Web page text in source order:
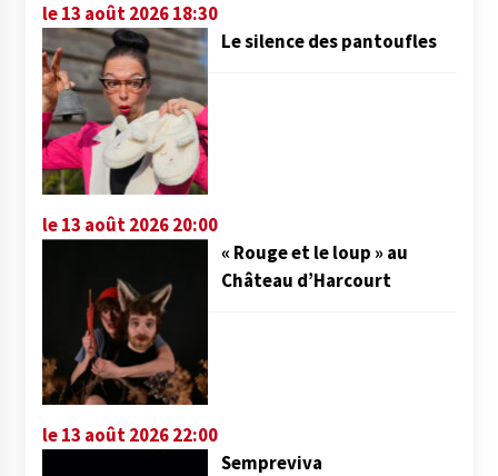
le 13 août 2026 18:30
Le silence des pantoufles
le 13 août 2026 20:00
« Rouge et le loup » au
Château d’Harcourt
le 13 août 2026 22:00
Sempreviva